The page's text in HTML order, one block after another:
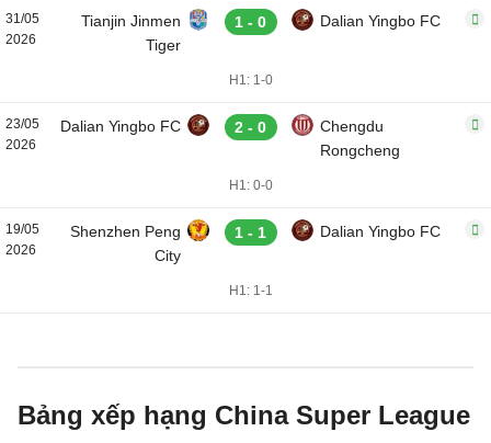
31/05
2026
Tianjin Jinmen
Tiger
1 - 0 Dalian Yingbo FC
H1: 1-0
23/05
2026
Dalian Yingbo FC 2 - 0
Chengdu
Rongcheng
H1: 0-0
19/05
2026
Shenzhen Peng
City
1 - 1 Dalian Yingbo FC
H1: 1-1
Bảng xếp hạng China Super League